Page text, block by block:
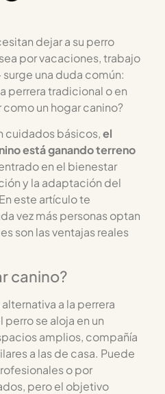
dejar a su perro
por vacaciones, trabajo
una duda común:
perrera tradicional o en
un hogar canino?
cuidados básicos,el
está ganando terreno
en el bienestar
y la adaptación del
este artículo te
vez más personas optan
son las ventajas reales
canino?
alternativa a la perrera
se aloja en un
amplios, compañía
a las de casa. Puede
o por
pero el objetivo